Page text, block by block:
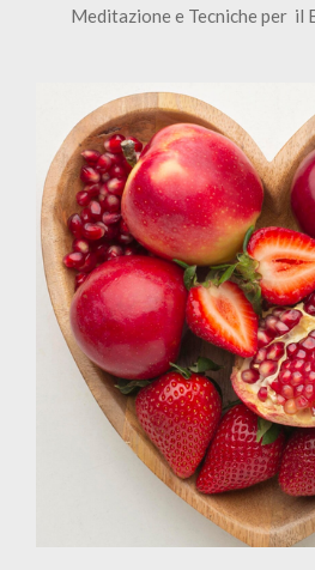
Meditazione e Tecniche per il